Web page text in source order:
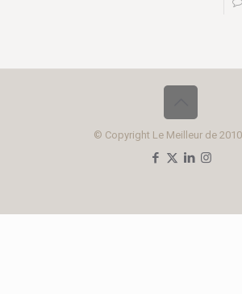
© Copyright Le Meilleur de